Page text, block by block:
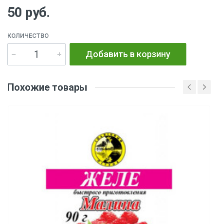
50 руб.
КОЛИЧЕСТВО
Добавить в корзину
Похожие товары